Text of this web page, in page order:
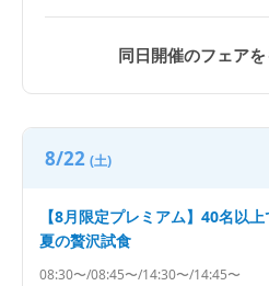
同日開催のフェア
8/22 (土)
【8月限定プレミアム】40名以
夏の贅沢試食
08:30〜/08:45〜/14:30〜/14:45〜